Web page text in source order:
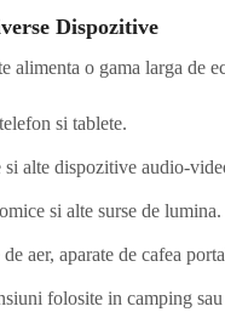
Dispozitive
alimenta o gama larga de
si tablete.
alte dispozitive audio-
si alte surse de lumina.
aer, aparate de cafea
folosite in camping